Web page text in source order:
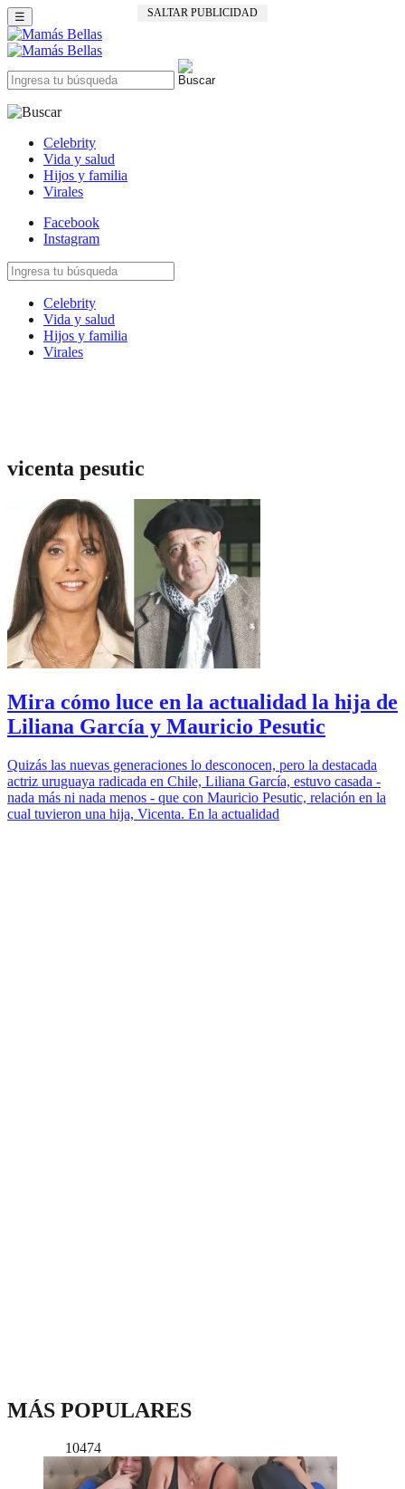
SALTAR PUBLICIDAD
☰
Celebrity
Vida y salud
Hijos y familia
Virales
Facebook
Instagram
Celebrity
Vida y salud
Hijos y familia
Virales
vicenta pesutic
Mira cómo luce en la actualidad la hija de
Liliana García y Mauricio Pesutic
Quizás las nuevas generaciones lo desconocen, pero la destacada
actriz uruguaya radicada en Chile, Liliana García, estuvo casada -
nada más ni nada menos - que con Mauricio Pesutic, relación en la
cual tuvieron una hija, Vicenta. En la actualidad
MÁS POPULARES
10474